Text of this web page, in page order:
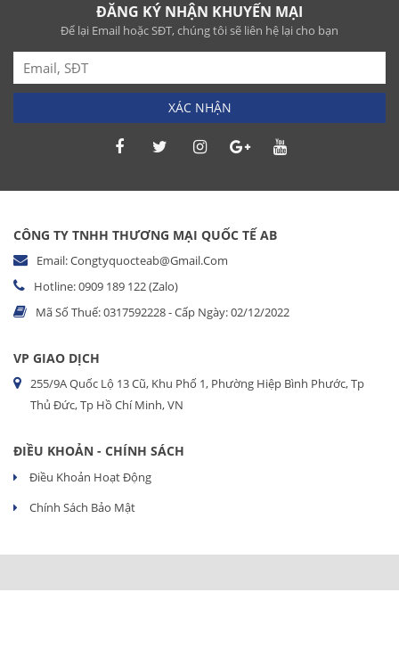
ĐĂNG KÝ NHẬN KHUYẾN MẠI
Để lại Email hoặc SĐT, chúng tôi sẽ liên hệ lại cho bạn
XÁC NHẬN
CÔNG TY TNHH THƯƠNG MẠI QUỐC TẾ AB
Email: Congtyquocteab@gmail.com
Hotline: 0909 189 122 (Zalo)
Mã Số Thuế: 0317592228 - Cấp Ngày: 02/12/2022
VP GIAO DỊCH
255/9A Quốc Lộ 13 Cũ, Khu Phố 1, Phường Hiệp Bình Phước, Tp
Thủ Đức, Tp Hồ Chí Minh, VN
ĐIỀU KHOẢN - CHÍNH SÁCH
Điều Khoản Hoạt Động
Chính Sách Bảo Mật